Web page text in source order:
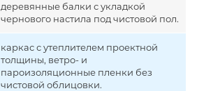
деревянные балки с укладкой
чернового настила под чистовой пол.
каркас с утеплителем проектной
толщины, ветро- и
пароизоляционные пленки без
чистовой облицовки.